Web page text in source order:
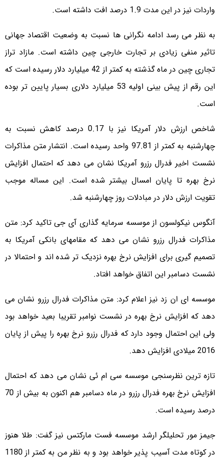
واردات نیز در این مدت 1.9 درصد افت داشته است.
به نظر می رسد ادامه نگرانی ها نسبت به وضعیت اقتصاد جهانی
تاثیر منفی زیادی بر تجارت خارجی چین داشته است. مازاد تراز
تجاری چین در ماه گذشته به کمتر از 42 میلیارد دلار رسیده است که
این رقم از پیش بینی اولیه 53 میلیارد دلاری بسیار پایین تر بوده
است.
شاخص ارزش دلار آمریکا نیز با 0.17 درصد کاهش نسبت به
چهارشنبه به کمتر از 97.81 واحد رسیده است. انتشار متن مذاکرات
نشست اخیر فدرال رزرو آمریکا نشان می دهد که احتمال افزایش
نرخ بهره تا پایان امسال بیشتر شده است. این مساله موجب
تقویت ارزش دلار در مبادلات روز چهارشنبه شد.
آنگوس نیکولسون از موسسه سرمایه گذاری آی جی تاکید کرد: متن
مذاکرات فدرال رزرو نشان می دهد که مقامهای بانکی آمریکا به
تصمیم گیری برای افزایش نرخ بهره نزدیک تر شده اند و احتمالا در
نشست دسامبر این اتفاق خواهد افتاد.
موسسه ای ان زد نیز اعلام کرد: متن مذاکرات فدرال رزرو نشان می
دهد که افزایش نرخ بهره در نشست نوامبر تقریبا بعید خواهد بود
ولی این احتمال وجود دارد که فدرال رزرو نرخ بهره را پیش از پایان
2016 میلادی افزایش دهد.
تازه ترین نظرسنجی موسسه سی ام ئی نشان می دهد که احتمال
افزایش نرخ بهره فدرال رزرو در ماه دسامبر هم اکنون به بیش از 70
درصد رسیده است.
جیمز مور تحلیلگر ارشد موسسه فست مارکتس نیز گفت: طلا هنوز
در کوتاه مدت آسیب پذیر خواهد بود و به نظر من به کمتر از 1180